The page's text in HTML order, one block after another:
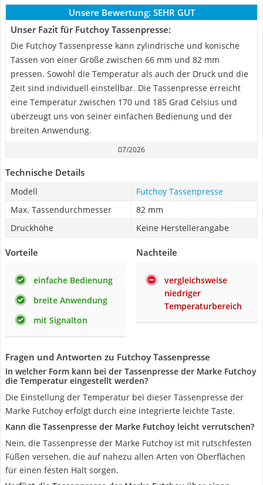
Unsere Bewertung: SEHR GUT
Unser Fazit für Futchoy Tassenpresse:
Die Futchoy Tassenpresse kann zylindrische und konische
Tassen von einer Größe zwischen 66 mm und 82 mm
pressen. Sowohl die Temperatur als auch der Druck und die
Zeit sind individuell einstellbar. Die Tassenpresse erreicht
eine Temperatur zwischen 170 und 185 Grad Celsius und
überzeugt uns von seiner einfachen Bedienung und der
breiten Anwendung.
07/2026
Technische Details
Modell
Futchoy Tassenpresse
Max. Tassendurchmesser
82 mm
Druckhöhe
Keine Herstellerangabe
Vorteile
einfache Bedienung
breite Anwendung
mit Signalton
Nachteile
vergleichsweise
niedriger
Temperaturbereich
Fragen und Antworten zu Futchoy Tassenpresse
In welcher Form kann bei der Tassenpresse der Marke Futchoy
die Temperatur eingestellt werden?
Die Einstellung der Temperatur bei dieser Tassenpresse der
Marke Futchoy erfolgt durch eine integrierte leichte Taste.
Kann die Tassenpresse der Marke Futchoy leicht verrutschen?
Nein, die Tassenpresse der Marke Futchoy ist mit rutschfesten
Füßen versehen, die auf nahezu allen Arten von Oberflächen
für einen festen Halt sorgen.